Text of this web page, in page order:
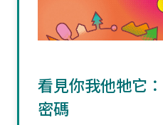
看見你我他牠它
密碼